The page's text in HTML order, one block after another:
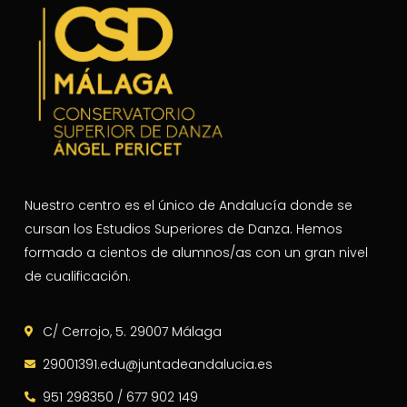
Nuestro centro es el único de Andalucía donde se
cursan los Estudios Superiores de Danza. Hemos
formado a cientos de alumnos/as con un gran nivel
de cualificación.
C/ Cerrojo, 5. 29007 Málaga
29001391.edu@juntadeandalucia.es
951 298350 / 677 902 149